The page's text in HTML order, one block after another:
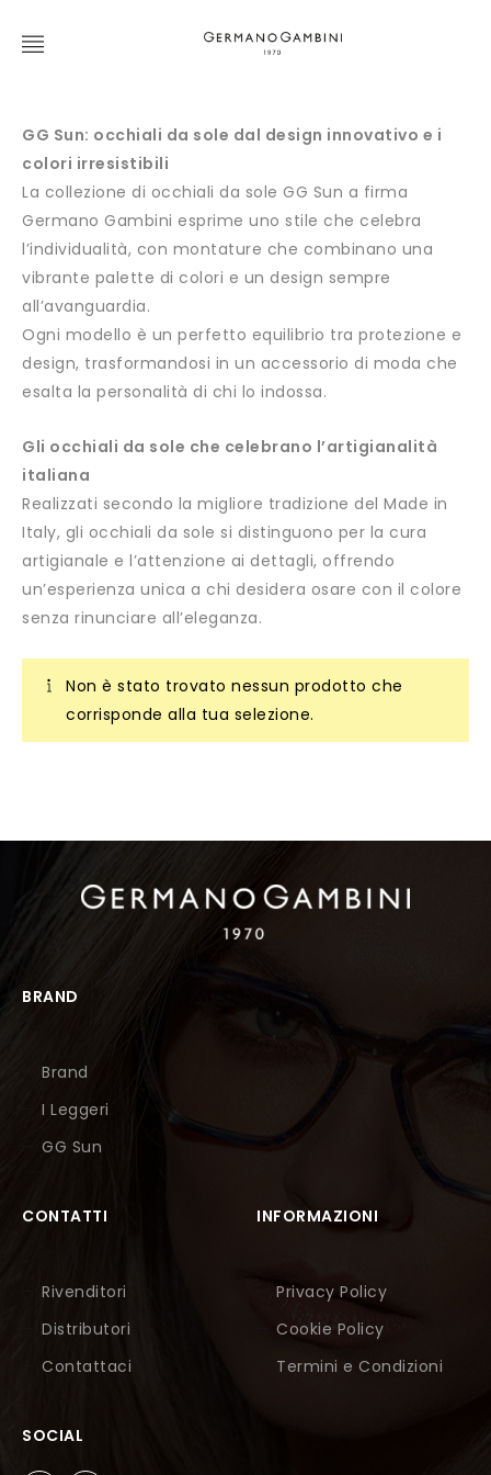
GG Sun: occhiali da sole dal design innovativo e i
colori irresistibili
La collezione di occhiali da sole GG Sun a firma
Germano Gambini esprime uno stile che celebra
l’individualità, con montature che combinano una
vibrante palette di colori e un design sempre
all’avanguardia.
Ogni modello è un perfetto equilibrio tra protezione e
design, trasformandosi in un accessorio di moda che
esalta la personalità di chi lo indossa.
Gli occhiali da sole che celebrano l’artigianalità
italiana
Realizzati secondo la migliore tradizione del Made in
Italy, gli occhiali da sole si distinguono per la cura
artigianale e l’attenzione ai dettagli, offrendo
un’esperienza unica a chi desidera osare con il colore
senza rinunciare all’eleganza.
Non è stato trovato nessun prodotto che
corrisponde alla tua selezione.
BRAND
Brand
I Leggeri
GG Sun
CONTATTI
Rivenditori
Distributori
Contattaci
INFORMAZIONI
Privacy Policy
Cookie Policy
Termini e Condizioni
SOCIAL